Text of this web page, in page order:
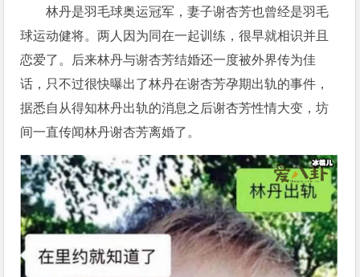
林丹是羽毛球奥运冠军，妻子谢杏芳也曾经是羽毛
球运动健将。两人因为同在一起训练，很早就相识并且
恋爱了。后来林丹与谢杏芳结婚还一度被外界传为佳
话，只不过很快曝出了林丹在谢杏芳孕期出轨的事件，
据悉自从得知林丹出轨的消息之后谢杏芳性情大变，坊
间一直传闻林丹谢杏芳离婚了。